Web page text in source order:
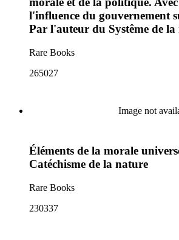
l'influence du gouvernement
Par l'auteur du Systême de la
Rare Books
265027
Image not
Éléments de la morale
Catéchisme de la nature
Rare Books
230337